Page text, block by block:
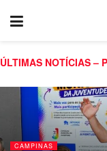
ÚLTIMAS NOTÍCIAS –
CAMPINAS